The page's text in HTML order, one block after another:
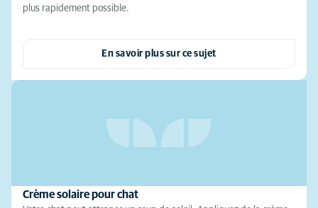
plus rapidement possible.
En savoir plus sur ce sujet
Crème solaire pour chat